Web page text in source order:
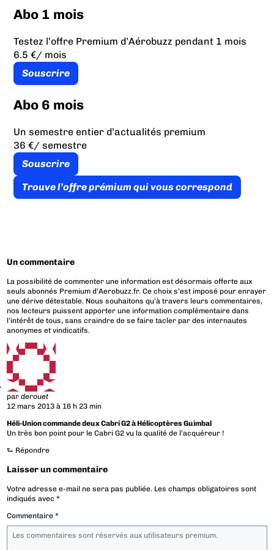
Abo 1 mois
Testez l’offre Premium d’Aérobuzz pendant 1 mois
6.5 €/ mois
Souscrire
Abo 6 mois
Un semestre entier d’actualités premium
36 €/ semestre
Souscrire
Trouve l’offre prémium qui vous correspond
Un commentaire
La possibilité de commenter une information est désormais offerte aux
seuls abonnés Premium d’Aerobuzz.fr. Ce choix s’est imposé pour enrayer
une dérive détestable. Nous souhaitons qu’à travers leurs commentaires,
nos lecteurs puissent apporter une information complémentaire dans
l’intérêt de tous, sans craindre de se faire tacler par des internautes
anonymes et vindicatifs.
parderouet
12 mars 2013 à 16 h 23 min
Héli-Union commande deux Cabri G2 à Hélicoptères Guimbal
Un très bon point pour le Cabri G2 vu la qualité de l’acquéreur !
⮑ Répondre
Laisser un commentaire
Votre adresse e-mail ne sera pas publiée. Les champs obligatoires sont
indiqués avec*
Commentaire*